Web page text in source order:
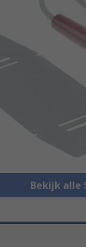
Bekijk alle